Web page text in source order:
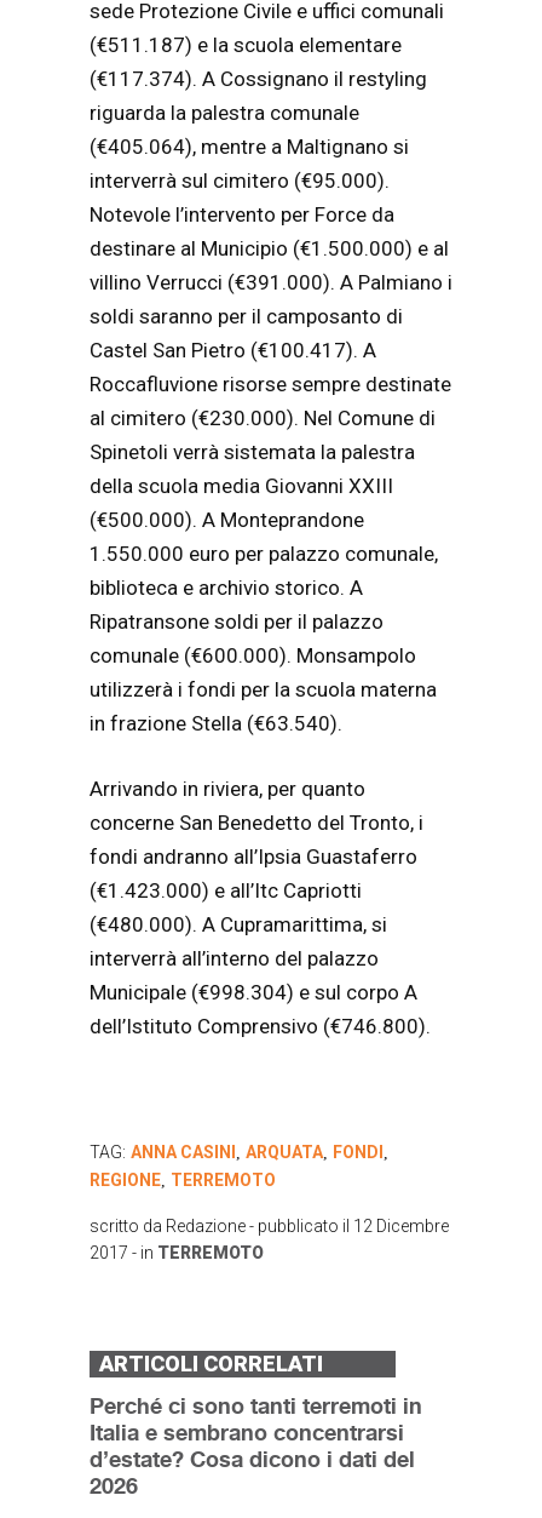
sede Protezione Civile e uffici comunali
(€511.187) e la scuola elementare
(€117.374). A Cossignano il restyling
riguarda la palestra comunale
(€405.064), mentre a Maltignano si
interverrà sul cimitero (€95.000).
Notevole l’intervento per Force da
destinare al Municipio (€1.500.000) e al
villino Verrucci (€391.000). A Palmiano i
soldi saranno per il camposanto di
Castel San Pietro (€100.417). A
Roccafluvione risorse sempre destinate
al cimitero (€230.000). Nel Comune di
Spinetoli verrà sistemata la palestra
della scuola media Giovanni XXIII
(€500.000). A Monteprandone
1.550.000 euro per palazzo comunale,
biblioteca e archivio storico. A
Ripatransone soldi per il palazzo
comunale (€600.000). Monsampolo
utilizzerà i fondi per la scuola materna
in frazione Stella (€63.540).
Arrivando in riviera, per quanto
concerne San Benedetto del Tronto, i
fondi andranno all’Ipsia Guastaferro
(€1.423.000) e all’Itc Capriotti
(€480.000). A Cupramarittima, si
interverrà all’interno del palazzo
Municipale (€998.304) e sul corpo A
dell’Istituto Comprensivo (€746.800).
TAG: ANNA CASINI ARQUATA FONDI
REGIONE TERREMOTO
scritto da Redazione- pubblicato il 12 Dicembre
2017 - in TERREMOTO
ARTICOLI CORRELATI
Perché ci sono tanti terremoti in
Italia e sembrano concentrarsi
d’estate? Cosa dicono i dati del
2026